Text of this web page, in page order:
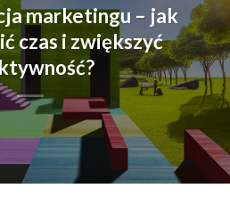
marketingu – jak
czas i zwiększyć